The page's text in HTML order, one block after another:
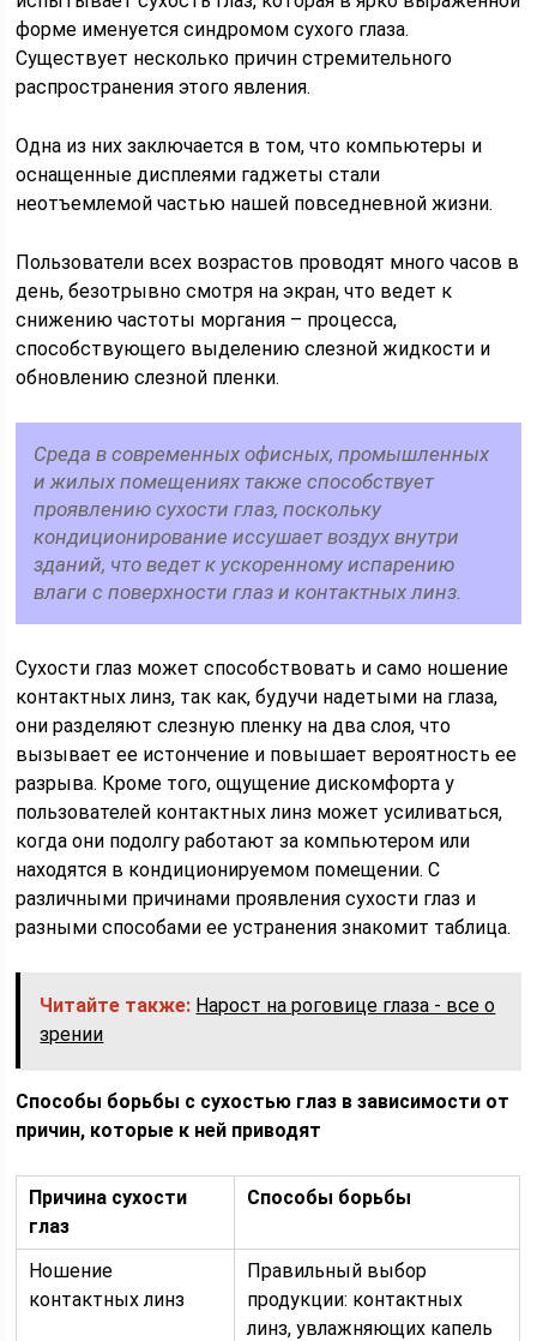
форме именуется синдромом сухого глаза.
Существует несколько причин стремительного
распространения этого явления.
Одна из них заключается в том, что компьютеры и
оснащенные дисплеями гаджеты стали
неотъемлемой частью нашей повседневной жизни.
Пользователи всех возрастов проводят много часов в
день, безотрывно смотря на экран, что ведет к
снижению частоты моргания – процесса,
способствующего выделению слезной жидкости и
обновлению слезной пленки.
Среда в современных офисных, промышленных
и жилых помещениях также способствует
проявлению сухости глаз, поскольку
кондиционирование иссушает воздух внутри
зданий, что ведет к ускоренному испарению
влаги с поверхности глаз и контактных линз.
Сухости глаз может способствовать и само ношение
контактных линз, так как, будучи надетыми на глаза,
они разделяют слезную пленку на два слоя, что
вызывает ее истончение и повышает вероятность ее
разрыва. Кроме того, ощущение дискомфорта у
пользователей контактных линз может усиливаться,
когда они подолгу работают за компьютером или
находятся в кондиционируемом помещении. С
различными причинами проявления сухости глаз и
разными способами ее устранения знакомит таблица.
Читайте также: Нарост на роговице глаза - все о
зрении
Способы борьбы с сухостью глаз в зависимости от
причин, которые к ней приводят
Причина сухости
глаз
Способы борьбы
Ношение
контактных линз
Правильный выбор
продукции: контактных
линз, увлажняющих капель